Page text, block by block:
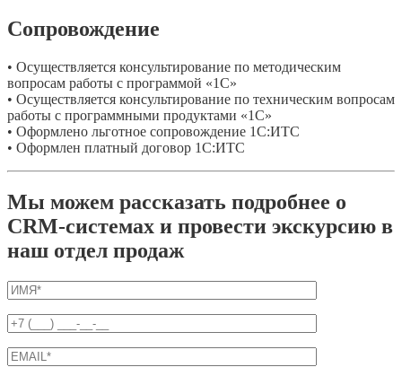
Сопровождение
• Осуществляется консультирование по методическим
вопросам работы с программой «1С»
• Осуществляется консультирование по техническим вопросам
работы с программными продуктами «1С»
• Оформлено льготное сопровождение 1С:ИТС
• Оформлен платный договор 1С:ИТС
Мы можем рассказать подробнее о
CRM-системах и провести экскурсию в
наш отдел продаж